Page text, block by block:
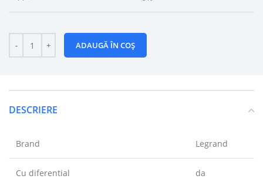
ADAUGĂ ÎN COȘ
DESCRIERE
Brand Legrand
Cu diferential da